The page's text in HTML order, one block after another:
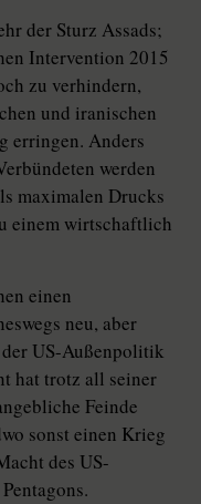
der Sturz Assads;
Intervention 2015
zu verhindern,
und iranischen
erringen. Anders
werden
maximalen Drucks
einem wirtschaftlich
einen
neu, aber
US-Außenpolitik
hat trotz all seiner
Feinde
sonst einen Krieg
des US-